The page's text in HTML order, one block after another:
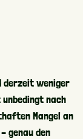
derzeit weniger
nach
Mangel an
genau den